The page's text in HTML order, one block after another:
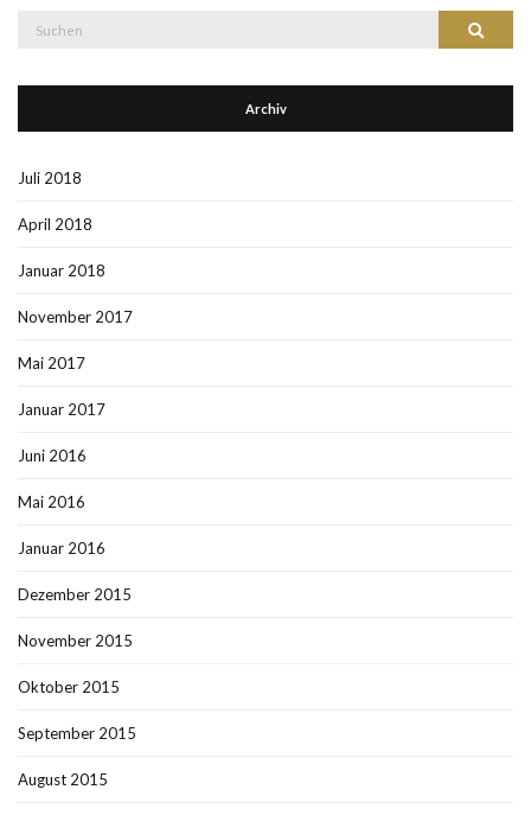
Suchen
Archiv
Juli 2018
April 2018
Januar 2018
November 2017
Mai 2017
Januar 2017
Juni 2016
Mai 2016
Januar 2016
Dezember 2015
November 2015
Oktober 2015
September 2015
August 2015